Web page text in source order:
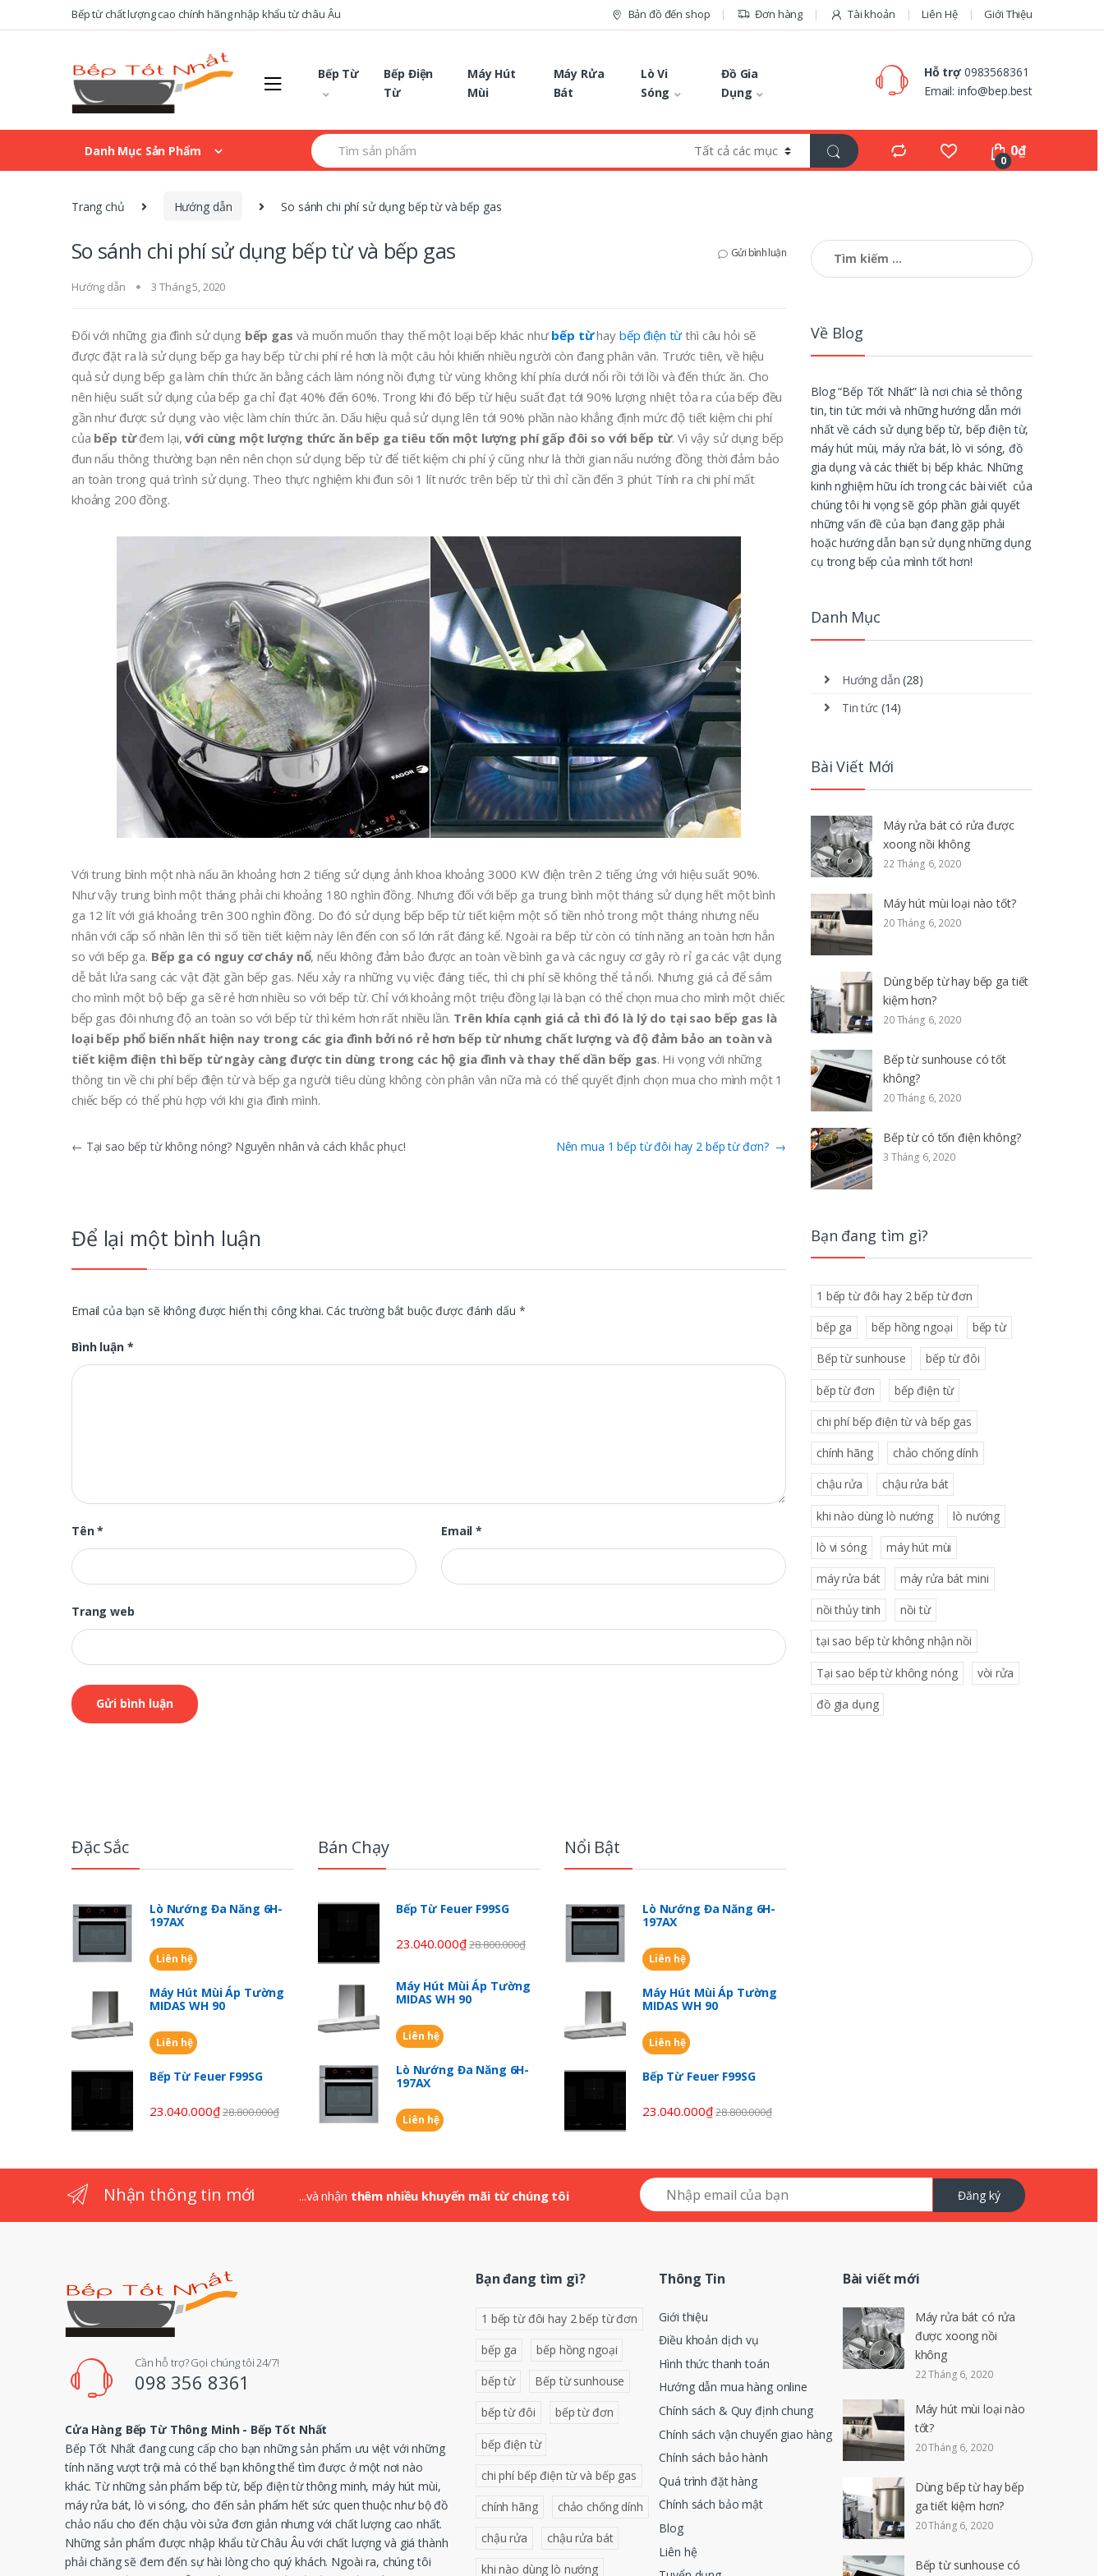
to
to
Bếp từ chất lượng cao chính hãng nhập khẩu từ châu Âu Bản đồ đến shop Đơn hàng Tài khoản Liên Hệ Giới Thiệu
Bếp Từ
Bếp Điện
Từ
Máy Hút
Mùi
Máy Rửa
Bát
Lò Vi
Sóng
Đồ Gia
Dụng
Hỗ trợ0983568361
Email: info@bep.best
Danh Mục Sản Phẩm
Search
for:
0
0₫
Trang chủ Hướng dẫn So sánh chi phí sử dụng bếp từ và bếp gas
So sánh chi phí sử dụng bếp từ và bếp gas Gửi bình luận
Hướng dẫn 3 Tháng 5, 2020
Đối với những gia đình sử dụng bếp gas và muốn muốn thay thế một loại bếp khác nhưbếp từhay bếp điện từthì câu hỏi sẽ
được đặt ra là sử dụng bếp ga hay bếp từ chi phí rẻ hơn là một câu hỏi khiến nhiều người còn đang phân vân. Trước tiên, về hiệu
quả sử dụng bếp ga làm chín thức ăn bằng cách làm nóng nồi đựng từ vùng không khí phía dưới nổi rồi tới lồi và đến thức ăn. Cho
nên hiệu suất sử dụng của bếp ga chỉ đạt 40% đến 60%. Trong khi đó bếp từ hiệu suất đạt tới 90% lượng nhiệt tỏa ra của bếp đều
gần như được sử dụng vào việc làm chín thức ăn. Dấu hiệu quả sử dụng lên tới 90% phần nào khẳng định mức độ tiết kiệm chi phí
của bếp từđem lại,với cùng một lượng thức ăn bếp ga tiêu tốn một lượng phí gấp đôi so với bếp từ. Vì vậy sử dụng bếp
đun nấu thông thường bạn nên nên chọn sử dụng bếp từ để tiết kiệm chi phí ý cũng như là thời gian nấu nướng đồng thời đảm bảo
an toàn trong quá trình sử dụng. Theo thực nghiệm khi đun sôi 1 lít nước trên bếp từ thì chỉ cần đến 3 phút Tính ra chi phí mất
khoảng 200 đồng.
Với trung bình một nhà nấu ăn khoảng hơn 2 tiếng sử dụng ảnh khoa khoảng 3000 KW điện trên 2 tiếng ứng với hiệu suất 90%.
Như vậy trung bình một tháng phải chi khoảng 180 nghìn đồng. Nhưng đối với bếp ga trung bình một tháng sử dụng hết một bình
ga 12 lít với giá khoảng trên 300 nghìn đồng. Do đó sử dụng bếp bếp từ tiết kiệm một số tiền nhỏ trong một tháng nhưng nếu
nhân với cấp số nhân lên thì số tiền tiết kiệm này lên đến con số lớn rất đáng kể. Ngoài ra bếp từ còn có tính năng an toàn hơn hẳn
so với bếp ga. Bếp ga có nguy cơ cháy nổ, nếu không đảm bảo được an toàn về bình ga và các nguy cơ gây rò rỉ ga các vật dụng
dễ bắt lửa sang các vật đặt gần bếp gas. Nếu xảy ra những vụ việc đáng tiếc, thì chi phí sẽ không thể tả nổi. Nhưng giá cả để sắm
cho mình một bộ bếp ga sẽ rẻ hơn nhiều so với bếp từ. Chỉ với khoảng một triệu đồng lại là bạn có thể chọn mua cho mình một chiếc
bếp gas đôi nhưng độ an toàn so với bếp từ thì kém hơn rất nhiều lần. Trên khía cạnh giá cả thì đó là lý do tại sao bếp gas là
loại bếp phổ biến nhất hiện nay trong các gia đình bởi nó rẻ hơn bếp từ nhưng chất lượng và độ đảm bảo an toàn và
tiết kiệm điện thì bếp từ ngày càng được tin dùng trong các hộ gia đình và thay thế dần bếp gas. Hi vọng với những
thông tin về chi phí bếp điện từ và bếp ga người tiêu dùng không còn phân vân nữa mà có thể quyết định chọn mua cho mình một 1
chiếc bếp có thể phù hợp với khi gia đình mình.
Điều
viết
← Tại sao bếp từ không nóng? Nguyên nhân và cách khắc phục! Nên mua 1 bếp từ đôi hay 2 bếp từ đơn? →
Để lại một bình luận
Email của bạn sẽ không được hiển thị công khai. Các trường bắt buộc được đánh dấu *
Bình luận *
Tên* Email*
Trang web
Tìm
kiếm
cho:
Về Blog
Blog “Bếp Tốt Nhất” là nơi chia sẻ thông
tin, tin tức mới và những hướng dẫn mới
nhất về cách sử dụng bếp từ, bếp điện từ,
máy hút mùi, máy rửa bát, lò vi sóng, đồ
gia dụng và các thiết bị bếp khác. Những
kinh nghiệm hữu ích trong các bài viết của
chúng tôi hi vọng sẽ góp phần giải quyết
những vấn đề của bạn đang gặp phải
hoặc hướng dẫn bạn sử dụng những dụng
cụ trong bếp của mình tốt hơn!
Danh Mục
Hướng dẫn (28)
Tin tức(14)
Bài Viết Mới
Máy rửa bát có rửa được
xoong nồi không
22 Tháng 6, 2020
Máy hút mùi loại nào tốt?
20 Tháng 6, 2020
Dùng bếp từ hay bếp ga tiết
kiệm hơn?
20 Tháng 6, 2020
Bếp từ sunhouse có tốt
không?
20 Tháng 6, 2020
Bếp từ có tốn điện không?
3 Tháng 6, 2020
Bạn đang tìm gì?
1 bếp từ đôi hay 2 bếp từ đơn
bếp ga bếp hồng ngoại bếp từ
Bếp từ sunhouse bếp từ đôi
bếp từ đơn bếp điện từ
chi phí bếp điện từ và bếp gas
chính hãng chảo chống dính
chậu rửa chậu rửa bát
khi nào dùng lò nướng lò nướng
lò vi sóng máy hút mùi
máy rửa bát máy rửa bát mini
nồi thủy tinh nồi từ
tại sao bếp từ không nhận nồi
Tại sao bếp từ không nóng vòi rửa
đồ gia dụng
s
Đặc Sắc
Lò Nướng Đa Năng 6H-
197AX
Liên hệ
Máy Hút Mùi Áp Tường
MIDAS WH 90
Liên hệ
Bếp Từ Feuer F99SG
23.040.000₫ 28.800.000₫
Bán Chạy
Bếp Từ Feuer F99SG
23.040.000₫ 28.800.000₫
Máy Hút Mùi Áp Tường
MIDAS WH 90
Liên hệ
Lò Nướng Đa Năng 6H-
197AX
Liên hệ
Nổi Bật
Lò Nướng Đa Năng 6H-
197AX
Liên hệ
Máy Hút Mùi Áp Tường
MIDAS WH 90
Liên hệ
Bếp Từ Feuer F99SG
23.040.000₫ 28.800.000₫
Nhận thông tin mới ...và nhận thêm nhiều khuyến mãi từ chúng tôi Đăng ký
Cần hỗ trợ? Gọi chúng tôi 24/7!
098 356 8361
Cửa Hàng Bếp Từ Thông Minh - Bếp Tốt Nhất
Bếp Tốt Nhất đang cung cấp cho bạn những sản phẩm ưu việt với những
tính năng vượt trội mà có thể bạn không thể tìm được ở một nơi nào
khác. Từ những sản phẩm bếp từ, bếp điện từ thông minh, máy hút mùi,
máy rửa bát, lò vi sóng, cho đến sản phẩm hết sức quen thuộc như bộ đồ
chảo nấu cho đến chậu vòi sửa đơn giản nhưng với chất lượng cao nhất.
Những sản phẩm được nhập khẩu từ Châu Âu với chất lượng và giá thành
phải chăng sẽ đem đến sự hài lòng cho quý khách. Ngoài ra, chúng tôi
Bạn đang tìm gì?
1 bếp từ đôi hay 2 bếp từ đơn
bếp ga bếp hồng ngoại
bếp từ Bếp từ sunhouse
bếp từ đôi bếp từ đơn
bếp điện từ
chi phí bếp điện từ và bếp gas
chính hãng chảo chống dính
chậu rửa chậu rửa bát
khi nào dùng lò nướng
Thông Tin
Giới thiệu
Điều khoản dịch vụ
Hình thức thanh toán
Hướng dẫn mua hàng online
Chính sách & Quy định chung
Chính sách vận chuyển giao hàng
Chính sách bảo hành
Quá trình đặt hàng
Chính sách bảo mật
Blog
Liên hệ
Bài viết mới
Máy rửa bát có rửa
được xoong nồi
không
22 Tháng 6, 2020
Máy hút mùi loại nào
tốt?
20 Tháng 6, 2020
Dùng bếp từ hay bếp
ga tiết kiệm hơn?
20 Tháng 6, 2020
Bếp từ sunhouse có